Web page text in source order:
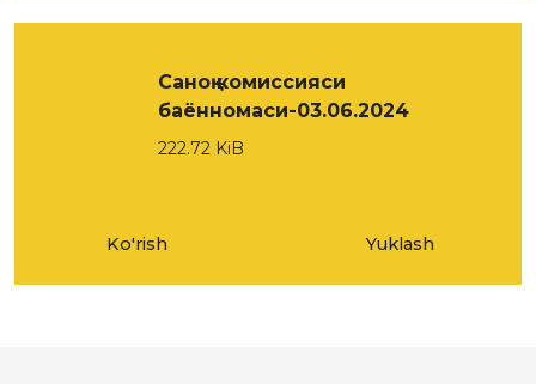
Саноқ комиссияси
баённомаси-03.06.2024
222.72 KiB
Ko'rish Yuklash